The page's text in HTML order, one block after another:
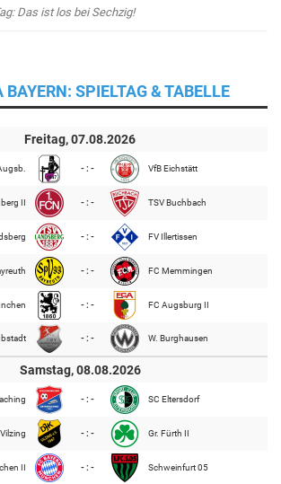
Das ist los bei Sechzig!
BAYERN: SPIELTAG & TABELLE
Freitag, 07.08.2026
- : - VfB Eichstätt
II - : - TSV Buchbach
- : - FV Illertissen
- : - FC Memmingen
- : - FC Augsburg II
- : - W. Burghausen
Samstag, 08.08.2026
- : - SC Eltersdorf
- : - Gr. Fürth II
II - : - Schweinfurt 05